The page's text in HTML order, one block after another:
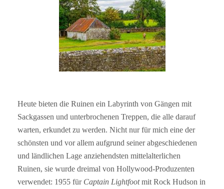
Heute bieten die Ruinen ein Labyrinth von Gängen mit
Sackgassen und unterbrochenen Treppen, die alle darauf
warten, erkundet zu werden. Nicht nur für mich eine der
schönsten und vor allem aufgrund seiner abgeschiedenen
und ländlichen Lage anziehendsten mittelalterlichen
Ruinen, sie wurde dreimal von Hollywood-Produzenten
verwendet: 1955 für Captain Lightfootmit Rock Hudson in